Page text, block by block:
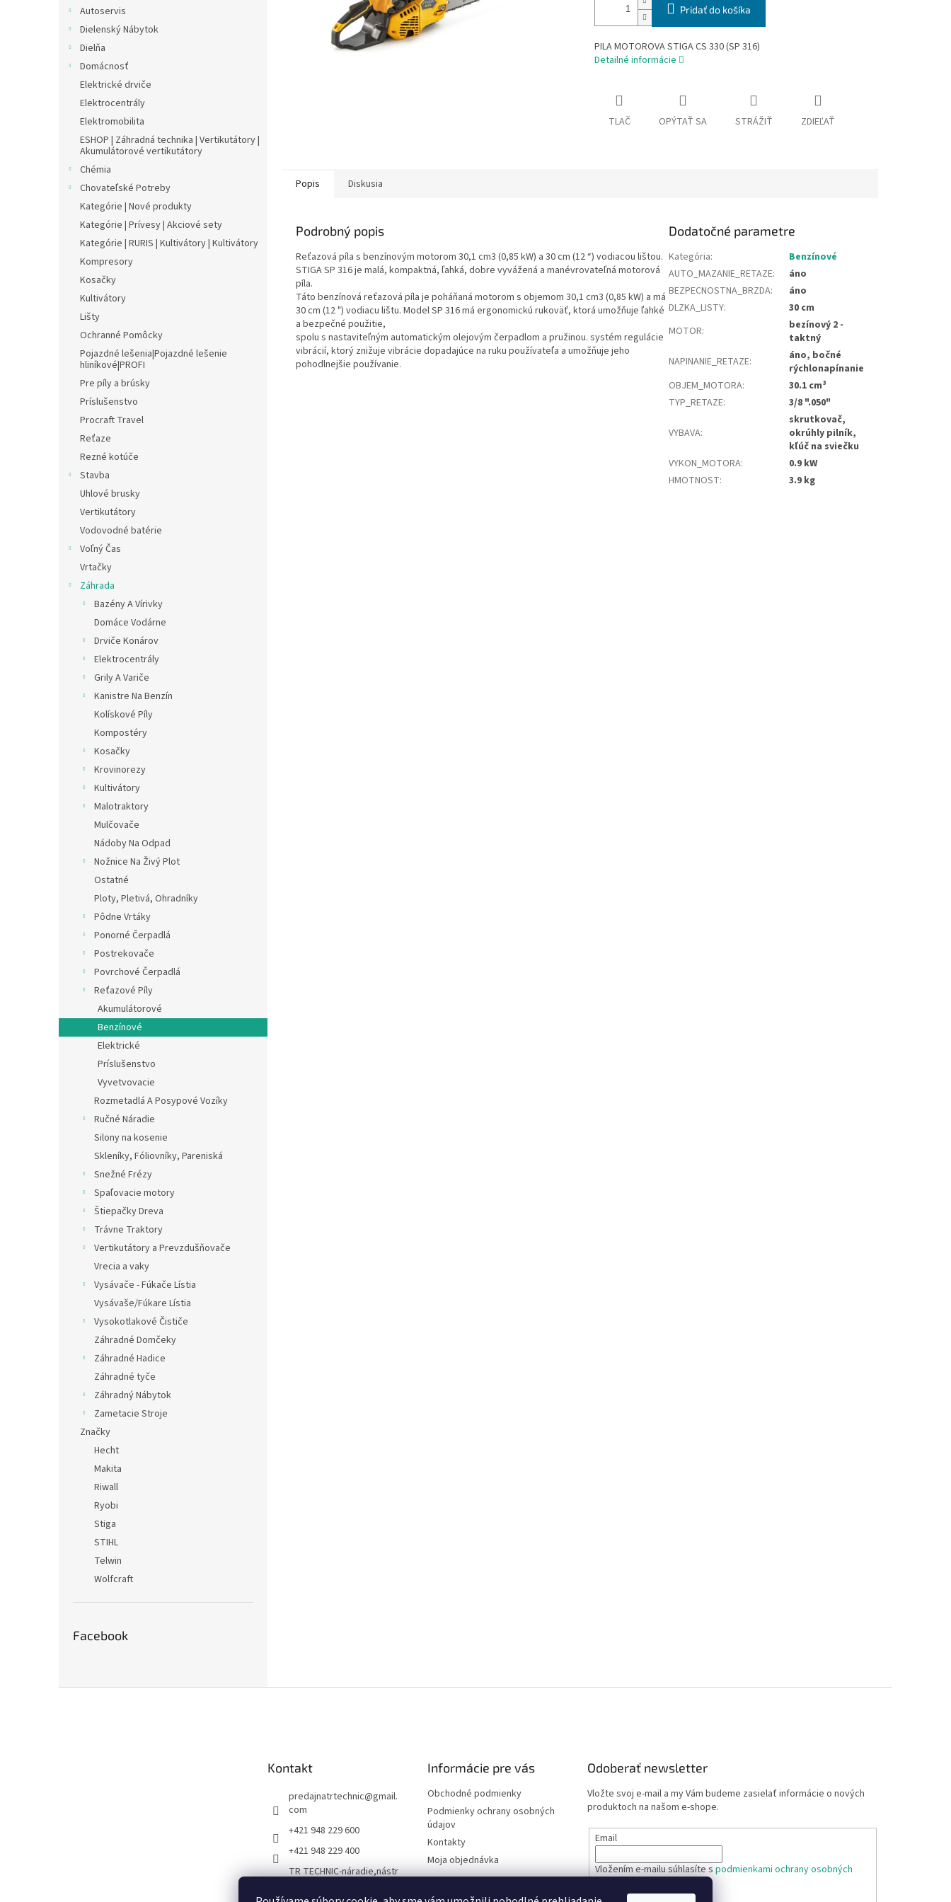
Autoservis
Dielenský Nábytok
Dielňa
Domácnosť
Elektrické drviče
Elektrocentrály
Elektromobilita
ESHOP | Záhradná technika | Vertikutátory |
Akumulátorové vertikutátory
Chémia
Chovateľské Potreby
Kategórie | Nové produkty
Kategórie | Prívesy | Akciové sety
Kategórie | RURIS | Kultivátory | Kultivátory
Kompresory
Kosačky
Kultivátory
Lišty
Ochranné Pomôcky
Pojazdné lešenia|Pojazdné lešenie
hliníkové|PROFI
Pre píly a brúsky
Príslušenstvo
Procraft Travel
Reťaze
Rezné kotúče
Stavba
Uhlové brusky
Vertikutátory
Vodovodné batérie
Voľný Čas
Vrtačky
Záhrada
Bazény A Vírivky
Domáce Vodárne
Drviče Konárov
Elektrocentrály
Grily A Variče
Kanistre Na Benzín
Kolískové Píly
Kompostéry
Kosačky
Krovinorezy
Kultivátory
Malotraktory
Mulčovače
Nádoby Na Odpad
Nožnice Na Živý Plot
Ostatné
Ploty, Pletivá, Ohradníky
Pôdne Vrtáky
Ponorné Čerpadlá
Postrekovače
Povrchové Čerpadlá
Reťazové Píly
Akumulátorové
Benzínové
Elektrické
Príslušenstvo
Vyvetvovacie
Rozmetadlá A Posypové Vozíky
Ručné Náradie
Silony na kosenie
Skleníky, Fóliovníky, Pareniská
Snežné Frézy
Spaľovacie motory
Štiepačky Dreva
Trávne Traktory
Vertikutátory a Prevzdušňovače
Vrecia a vaky
Vysávače - Fúkače Lístia
Vysávaše/Fúkare Lístia
Vysokotlakové Čističe
Záhradné Domčeky
Záhradné Hadice
Záhradné tyče
Záhradný Nábytok
Zametacie Stroje
Značky
Hecht
Makita
Riwall
Ryobi
Stiga
STIHL
Telwin
Wolfcraft
Facebook
Pridať do košíka
PILA MOTOROVA STIGA CS 330 (SP 316)
Detailné informácie
TLAČ OPÝTAŤ SA STRÁŽIŤ ZDIEĽAŤ
Popis Diskusia
Podrobný popis
Reťazová píla s benzínovým motorom 30,1 cm3 (0,85 kW) a 30 cm (12 “) vodiacou lištou.
STIGA SP 316 je malá, kompaktná, ľahká, dobre vyvážená a manévrovateľná motorová
píla.
Táto benzínová reťazová píla je poháňaná motorom s objemom 30,1 cm3 (0,85 kW) a má
30 cm (12 ") vodiacu lištu. Model SP 316 má ergonomickú rukoväť, ktorá umožňuje ľahké
a bezpečné použitie,
spolu s nastaviteľným automatickým olejovým čerpadlom a pružinou. systém regulácie
vibrácií, ktorý znižuje vibrácie dopadajúce na ruku používateľa a umožňuje jeho
pohodlnejšie používanie.
Dodatočné parametre
Kategória:
Benzínové
AUTO_MAZANIE_RETAZE:
áno
BEZPECNOSTNA_BRZDA:
áno
DLZKA_LISTY:
30 cm
MOTOR:
bezínový 2 -
taktný
NAPINANIE_RETAZE:
áno, bočné
rýchlonapínanie
OBJEM_MOTORA:
30.1 cm³
TYP_RETAZE: 3/8 ".050"
VYBAVA:
skrutkovač,
okrúhly pilník,
kľúč na sviečku
VYKON_MOTORA:
0.9 kW
HMOTNOST: 3.9 kg
Kontakt
predajnatrtechnic@gmail.
com
+421 948 229 600
+421 948 229 400
TR TECHNIC-náradie,nástr
radná technika a viac
Informácie pre vás
Obchodné podmienky
Podmienky ochrany osobných
údajov
Kontakty
Moja objednávka
Odoberať newsletter
Vložte svoj e-mail a my Vám budeme zasielať informácie o nových
produktoch na našom e-shope.
Email
Vložením e-mailu súhlasíte spodmienkami ochrany osobných